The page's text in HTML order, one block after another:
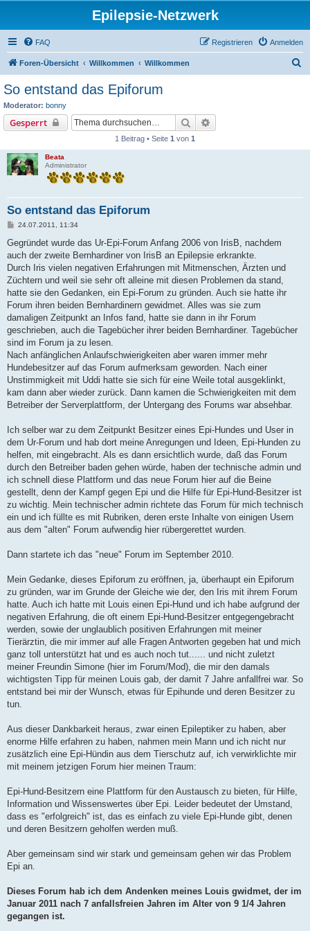
Epilepsie-Netzwerk
FAQ Anmelden
Registrieren
Foren-Übersicht Willkommen Willkommen
So entstand das Epiforum
Moderator: bonny
Gesperrt Suche
1 Beitrag • Seite 1 von 1
Beata
Administrator
So entstand das Epiforum
B
i
r
a
24.07.2011, 11:34
Gegründet wurde das Ur-Epi-Forum Anfang 2006 von IrisB, nachdem
auch der zweite Bernhardiner von IrisB an Epilepsie erkrankte.
Durch Iris vielen negativen Erfahrungen mit Mitmenschen, Ärzten und
Züchtern und weil sie sehr oft alleine mit diesen Problemen da stand,
hatte sie den Gedanken, ein Epi-Forum zu gründen. Auch sie hatte ihr
Forum ihren beiden Bernhardinern gewidmet. Alles was sie zum
damaligen Zeitpunkt an Infos fand, hatte sie dann in ihr Forum
geschrieben, auch die Tagebücher ihrer beiden Bernhardiner. Tagebücher
sind im Forum ja zu lesen.
Nach anfänglichen Anlaufschwierigkeiten aber waren immer mehr
Hundebesitzer auf das Forum aufmerksam geworden. Nach einer
Unstimmigkeit mit Uddi hatte sie sich für eine Weile total ausgeklinkt,
kam dann aber wieder zurück. Dann kamen die Schwierigkeiten mit dem
Betreiber der Serverplattform, der Untergang des Forums war absehbar.
Ich selber war zu dem Zeitpunkt Besitzer eines Epi-Hundes und User in
dem Ur-Forum und hab dort meine Anregungen und Ideen, Epi-Hunden zu
helfen, mit eingebracht. Als es dann ersichtlich wurde, daß das Forum
durch den Betreiber baden gehen würde, haben der technische admin und
ich schnell diese Plattform und das neue Forum hier auf die Beine
gestellt, denn der Kampf gegen Epi und die Hilfe für Epi-Hund-Besitzer ist
zu wichtig. Mein technischer admin richtete das Forum für mich technisch
ein und ich füllte es mit Rubriken, deren erste Inhalte von einigen Usern
aus dem "alten" Forum aufwendig hier rübergerettet wurden.
Dann startete ich das "neue" Forum im September 2010.
Mein Gedanke, dieses Epiforum zu eröffnen, ja, überhaupt ein Epiforum
zu gründen, war im Grunde der Gleiche wie der, den Iris mit ihrem Forum
hatte. Auch ich hatte mit Louis einen Epi-Hund und ich habe aufgrund der
negativen Erfahrung, die oft einem Epi-Hund-Besitzer entgegengebracht
werden, sowie der unglaublich positiven Erfahrungen mit meiner
Tierärztin, die mir immer auf alle Fragen Antworten gegeben hat und mich
ganz toll unterstützt hat und es auch noch tut...... und nicht zuletzt
meiner Freundin Simone (hier im Forum/Mod), die mir den damals
wichtigsten Tipp für meinen Louis gab, der damit 7 Jahre anfallfrei war. So
entstand bei mir der Wunsch, etwas für Epihunde und deren Besitzer zu
tun.
Aus dieser Dankbarkeit heraus, zwar einen Epileptiker zu haben, aber
enorme Hilfe erfahren zu haben, nahmen mein Mann und ich nicht nur
zusätzlich eine Epi-Hündin aus dem Tierschutz auf, ich verwirklichte mir
mit meinem jetzigen Forum hier meinen Traum:
Epi-Hund-Besitzern eine Plattform für den Austausch zu bieten, für Hilfe,
Information und Wissenswertes über Epi. Leider bedeutet der Umstand,
dass es "erfolgreich" ist, das es einfach zu viele Epi-Hunde gibt, denen
und deren Besitzern geholfen werden muß.
Aber gemeinsam sind wir stark und gemeinsam gehen wir das Problem
Epi an.
Dieses Forum hab ich dem Andenken meines Louis gwidmet, der im
Januar 2011 nach 7 anfallsfreien Jahren im Alter von 9 1/4 Jahren
gegangen ist.